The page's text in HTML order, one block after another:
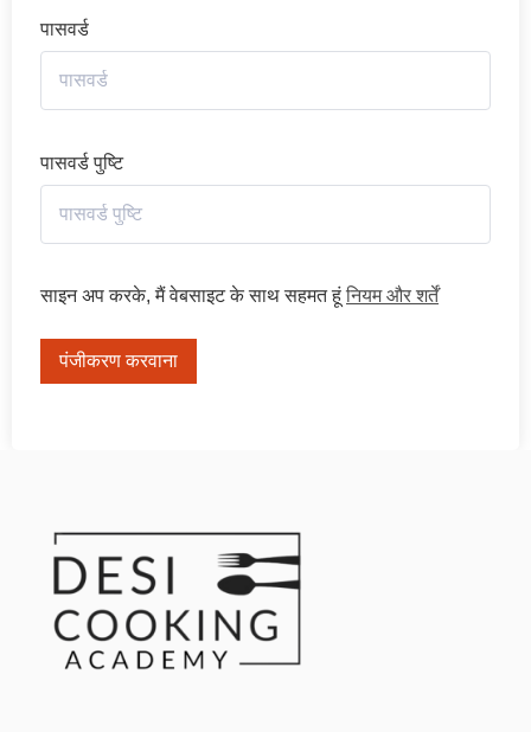
पासवर्ड
पासवर्ड पुष्टि
साइन अप करके, मैं वेबसाइट के साथ सहमत हूं नियम और शर्तें
पंजीकरण करवाना